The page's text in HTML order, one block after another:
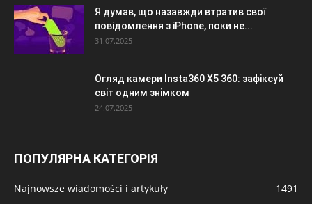
Я думав, що назавжди втратив свої
повідомлення з iPhone, поки не...
31.07.2025
Огляд камери Insta360 X5 360: зафіксуй
світ одним знімком
24.07.2025
ПОПУЛЯРНА КАТЕГОРІЯ
Najnowsze wiadomości i artykuły 1491